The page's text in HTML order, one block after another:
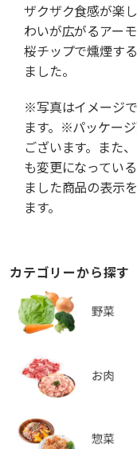
ザクザク食感が楽
わいが広がるアー
桜チップで燻煙す
ました。
※写真はイメージ
ます。※パッケー
ございます。また
も変更になってい
ました商品の表示
ます。
カテゴリーから探す